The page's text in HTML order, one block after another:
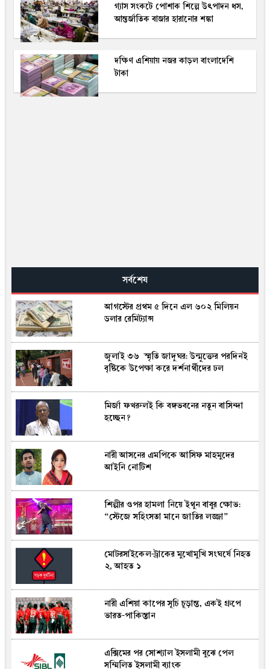
গ্যাস সংকটে পোশাক শিল্পে উৎপাদন ধস,
আন্তর্জাতিক বাজার হারানোর শঙ্কা
দক্ষিণ এশিয়ায় নজর কাড়ল বাংলাদেশি
টাকা
সর্বশেষ
আগস্টের প্রথম ৫ দিনে এল ৬০২ মিলিয়ন
ডলার রেমিট্যান্স
জুলাই ৩৬ স্মৃতি জাদুঘর: উন্মুক্তের পরদিনই
বৃষ্টিকে উপেক্ষা করে দর্শনার্থীদের ঢল
মির্জা ফখরুলই কি বঙ্গভবনের নতুন বাসিন্দা
হচ্ছেন?
নারী আসনের এমপিকে আসিফ মাহমুদের
আইনি নোটিশ
শিল্পীর ওপর হামলা নিয়ে ইথুন বাবুর ক্ষোভ:
“স্টেজে সহিংসতা মানে জাতির লজ্জা”
মোটরসাইকেল-ট্রাকের মুখোমুখি সংঘর্ষে নিহত
২, আহত ১
নারী এশিয়া কাপের সূচি চূড়ান্ত, একই গ্রুপে
ভারত-পাকিস্তান
এক্সিমের পর সোশ্যাল ইসলামী বুঝে পেল
সম্মিলিত ইসলামী ব্যাংক